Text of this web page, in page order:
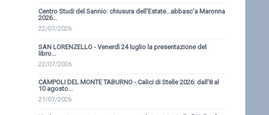
Centro Studi del Sannio: chiusura dell'Estate...abbasc'a Maronna
2026...
22/07/2026
SAN LORENZELLO - Venerdì 24 luglio la presentazione del
libro...
22/07/2026
CAMPOLI DEL MONTE TABURNO - Calici di Stelle 2026: dall'8 al
10 agosto...
21/07/2026